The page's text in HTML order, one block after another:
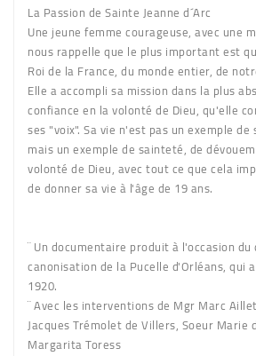
La Passion de Sainte Jeanne d´Arc
Une jeune femme courageuse, avec une
nous rappelle que le plus important est
Roi de la France, du monde entier, de
Elle a accompli sa mission dans la plus
confiance en la volonté de Dieu, qu'elle
ses "voix". Sa vie n'est pas un exemple
mais un exemple de sainteté, de
volonté de Dieu, avec tout ce que cela
de donner sa vie à l'âge de 19 ans.
¨ Un documentaire produit à l'occasion
canonisation de la Pucelle d'Orléans, qui
1920.
¨ Avec les interventions de Mgr Marc
Jacques Trémolet de Villers, Soeur Marie
Margarita Toress